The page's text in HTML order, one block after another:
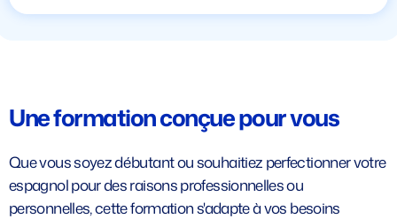
Une formation conçue pour vous
Que vous soyez débutant ou souhaitiez perfectionner votre
espagnol pour des raisons professionnelles ou
personnelles, cette formation s'adapte à vos besoins